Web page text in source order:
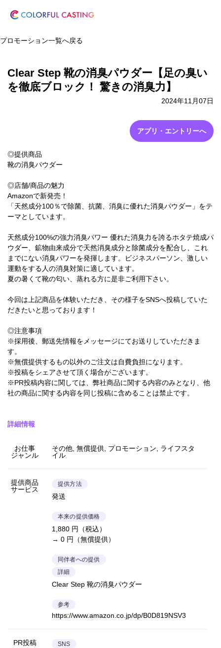
プロモーション一覧へ戻る
Clear Step 靴の消臭パウダー【足の臭い
を徹底ブロック！ 驚きの消臭力】
2024年11月07日
アプリ・エントリーへ
◎提供商品
靴の消臭パウダー
◎店舗/商品の魅力
Amazonで新発売！
「天然成分100％で除菌、抗菌、消臭に優れた消臭パウダー」をテ
ーマとしています。
天然成分100%の強力消臭パワー 優れた消臭力を誇るホタテ焼成パ
ウダー、鉱物由来成分で天然消臭成分と除菌成分を配合し、これ
までにない消臭パワーを発揮します。ビジネスパーソン、激しい
運動をする人の消臭対策に適しています。
夏の暑くて靴の匂い、蒸れる方に是非ご利用下さい。
今回は上記商品を体験いただき、その様子をSNSへ投稿していた
だきたいと思っております！
◎注意事項
※採用後、郵送先情報をメッセージにてお送りしていただきま
す。
※無償提供するもの以外のご注文は自費負担になります。
※投稿をシェアさせて頂く場合がございます。
※PR投稿内容に関しては、弊社商品に関する内容のみとなり、他
社の商品に関する内容を同じ投稿に含めることは禁止です。
詳細情報
お仕事
ジャンル
その他, 無償提供, プロモーション, ライフスタ
イル
提供商品
サービス
提供方法
発送
本来の提供価格
1,880 円（税込）
→ 0 円（無償提供）
同伴者への提供
詳細
Clear Step 靴の消臭パウダー
参考
https://www.amazon.co.jp/dp/B0D819NSV3
PR投稿 SNS